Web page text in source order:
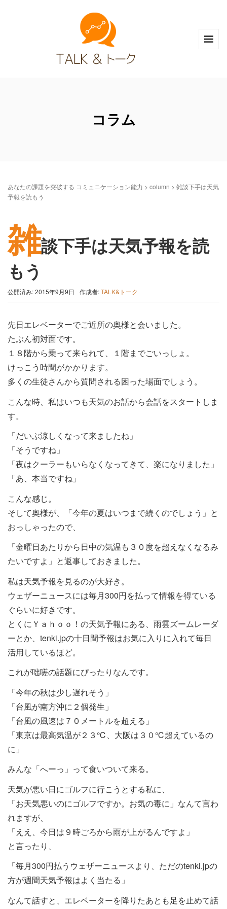
コラム
あなたの課題を突破する コミュニケーション能力 > column > 雑談下手は天気
予報を読もう
雑談下手は天気予報を読
もう
公開済み: 2015年9月9日 作成者:TALK&トーク
先日エレベーターでご近所の奥様と会いました。
たぶん初対面です。
１８階から乗って来られて、１階までごいっしょ。
けっこう時間がかかります。
多くの生徒さんから質問される困った場面でしょう。
こんな時、私はいつも天気のお話から会話をスタートしま
す。
「だいぶ涼しくなって来ましたね」
「そうですね」
「夜はクーラーもいらなくなってきて、楽になりました」
「あ、本当ですね」
こんな感じ。
そして奥様が、「今年の夏はいつまで続くのでしょう」と
おっしゃったので、
「金曜日あたりから日中の気温も３０度を超えなくなるみ
たいですよ」と返事しておきました。
私は天気予報を見るのが大好き。
ウェザーニュースには毎月300円を払って情報を得ている
ぐらいに好きです。
とくにＹａｈｏｏ！の天気予報にある、雨雲ズームレーダ
ーとか、tenki.jpの十日間予報はお気に入りに入れて毎日
活用しているほど。
これが咄嗟の話題にぴったりなんです。
「今年の秋は少し遅れそう」
「台風が南方沖に２個発生」
「台風の風速は７０メートルを超える」
「東京は最高気温が２３℃、大阪は３０℃超えているの
に」
みんな「へーっ」って食いついて来る。
天気が悪い日にゴルフに行こうとする私に、
「お天気悪いのにゴルフですか。お気の毒に」なんて言わ
れますが、
「ええ、今日は９時ごろから雨が上がるんですよ」
と言ったり、
「毎月300円払うウェザーニュースより、ただのtenki.jpの
方が週間天気予報はよく当たる」
なんて話すと、エレベーターを降りたあとも足を止めて話